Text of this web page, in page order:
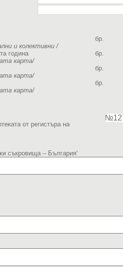
и колективни /
бр.
година
карта/
бр.
карта/
бр.
карта/
бр.
от регистъра на
съкровища – България'